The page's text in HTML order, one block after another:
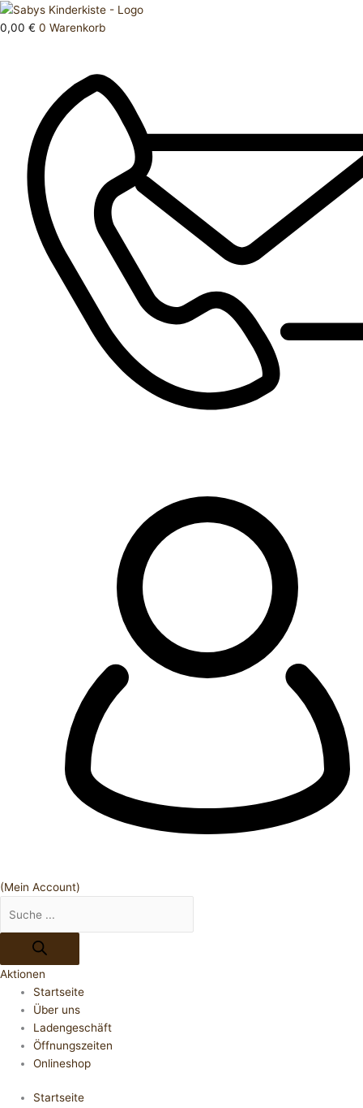
Zum
Inhalt
0,00 € 0 Warenkorb
(Mein Account)
Products
search
Aktionen
Startseite
Über uns
Ladengeschäft
Öffnungszeiten
Onlineshop
Startseite
Oberteil
98